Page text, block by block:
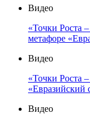
Видео
«Точки Роста
метафоре
Видео
«Точки Роста
«Евразийский
Видео